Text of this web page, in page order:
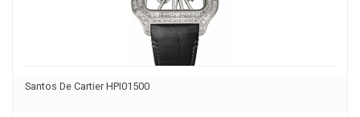
Santos De Cartier HPI01500